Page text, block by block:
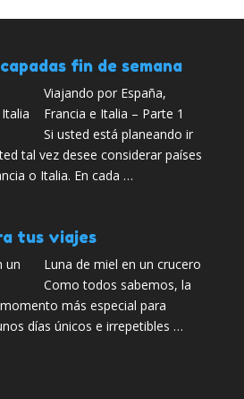
fin de semana
Viajando por España,
Francia e Italia – Parte 1
Si usted está planeando ir
tal vez desee considerar países
o Italia. En cada …
tus viajes
Luna de miel en un crucero
Como todos sabemos, la
más especial para
días únicos e irrepetibles …